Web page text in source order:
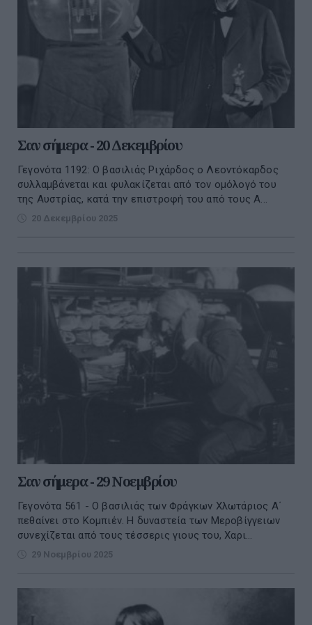
Σαν σήμερα - 20 Δεκεμβρίου
Γεγονότα 1192: Ο βασιλιάς Ριχάρδος ο Λεοντόκαρδος
συλλαμβάνεται και φυλακίζεται από τον ομόλογό του
της Αυστρίας, κατά την επιστροφή του από τους Α...
20 Δεκεμβρίου 2025
Σαν σήμερα - 29 Νοεμβρίου
Γεγονότα 561 - Ο βασιλιάς των Φράγκων Χλωτάριος Α΄
πεθαίνει στο Κομπιέν. Η δυναστεία των Μεροβίγγειων
συνεχίζεται από τους τέσσερις γιους του, Χαρι...
29 Νοεμβρίου 2025